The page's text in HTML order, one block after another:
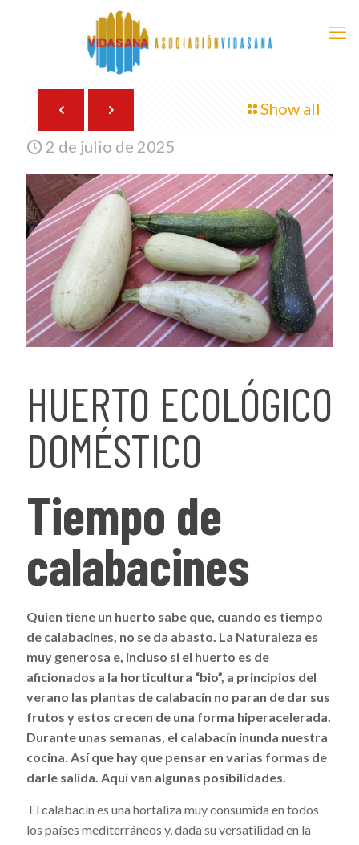
Show all
2 de julio de 2025
HUERTO ECOLÓGICO
DOMÉSTICO
Tiempo de
calabacines
Quien tiene un huerto sabe que, cuando es tiempo
de calabacines, no se da abasto. La Naturaleza es
muy generosa e, incluso si el huerto es de
aficionados a la horticultura “bio”, a principios del
verano las plantas de calabacín no paran de dar sus
frutos y estos crecen de una forma hiperacelerada.
Durante unas semanas, el calabacín inunda nuestra
cocina. Así que hay que pensar en varias formas de
darle salida. Aquí van algunas posibilidades.
El calabacín es una hortaliza muy consumida en todos
los países mediterráneos y, dada su versatilidad en la